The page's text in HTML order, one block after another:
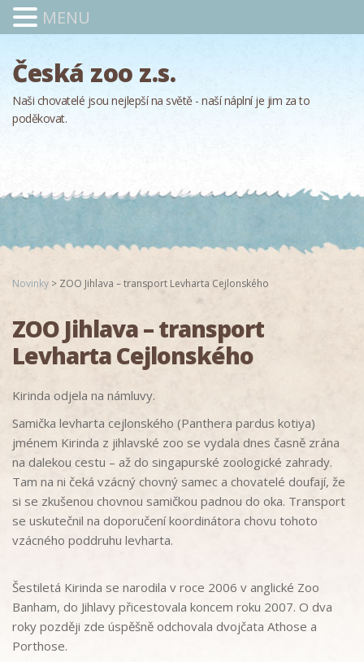
Česká zoo z.s.
Naši chovatelé jsou nejlepší na světě - naší náplní je jim za to
poděkovat.
Novinky > ZOO Jihlava – transport Levharta Cejlonského
ZOO Jihlava – transport
Levharta Cejlonského
Kirinda odjela na námluvy.
Samička levharta cejlonského (Panthera pardus kotiya)
jménem Kirinda z jihlavské zoo se vydala dnes časně zrána
na dalekou cestu – až do singapurské zoologické zahrady.
Tam na ni čeká vzácný chovný samec a chovatelé doufají, že
si se zkušenou chovnou samičkou padnou do oka. Transport
se uskutečnil na doporučení koordinátora chovu tohoto
vzácného poddruhu levharta.
Šestiletá Kirinda se narodila v roce 2006 v anglické Zoo
Banham, do Jihlavy přicestovala koncem roku 2007. O dva
roky později zde úspěšně odchovala dvojčata Athose a
Porthose.
MENU